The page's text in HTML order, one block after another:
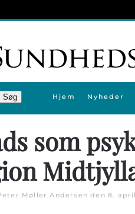
Hjem Nyheder
som
Møller Andersen den8. april